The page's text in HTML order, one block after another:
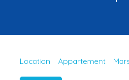
Location Appartement